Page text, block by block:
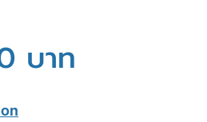
บาท